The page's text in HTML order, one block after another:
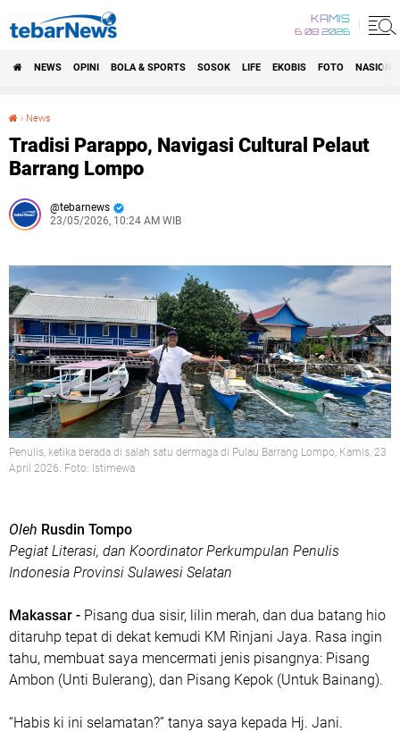
KAMIS
6 08 2026
NEWS OPINI BOLA & SPORTS SOSOK LIFE EKOBIS FOTO
› News
Tradisi Parappo, Navigasi Cultural Pelaut
Barrang Lompo
tebarnews
23/05/2026, 10:24 AM WIB
Penulis, ketika berada di salah satu dermaga di Pulau Barrang Lompo, Kamis, 23
April 2026. Foto: Istimewa
Oleh Rusdin Tompo
Pegiat Literasi, dan Koordinator Perkumpulan Penulis
Indonesia Provinsi Sulawesi Selatan
Makassar - Pisang dua sisir, lilin merah, dan dua batang hio
ditaruhp tepat di dekat kemudi KM Rinjani Jaya. Rasa ingin
tahu, membuat saya mencermati jenis pisangnya: Pisang
Ambon (Unti Bulerang), dan Pisang Kepok (Untuk Bainang).
“Habis ki ini selamatan?” tanya saya kepada Hj. Jani.